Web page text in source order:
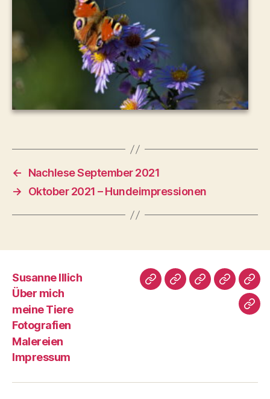
←
Nachlese September 2021
→
Oktober 2021 – Hundeimpressionen
Susanne Illich
Über mich
meine Tiere
Fotografien
Malereien
Impressum
Susanne
Übermeine